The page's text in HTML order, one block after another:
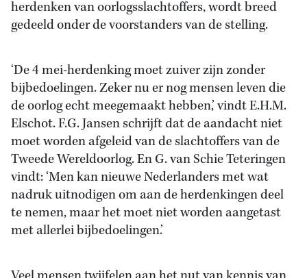
herdenken van oorlogsslachtoffers, wordt breed
gedeeld onder de voorstanders van de stelling.
‘De 4 mei-herdenking moet zuiver zijn zonder
bijbedoelingen. Zeker nu er nog mensen leven die
de oorlog echt meegemaakt hebben,’ vindt E.H.M.
Elschot. F.G. Jansen schrijft dat de aandacht niet
moet worden afgeleid van de slachtoffers van de
Tweede Wereldoorlog. En G. van Schie Teteringen
vindt: ‘Men kan nieuwe Nederlanders met wat
nadruk uitnodigen om aan de herdenkingen deel
te nemen, maar het moet niet worden aangetast
met allerlei bijbedoelingen.’